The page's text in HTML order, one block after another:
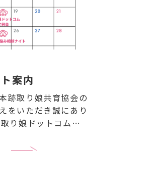
案内
跡取り娘共育協会の
をいただき誠にあり
り娘ドットコムよ
木）16:00〜